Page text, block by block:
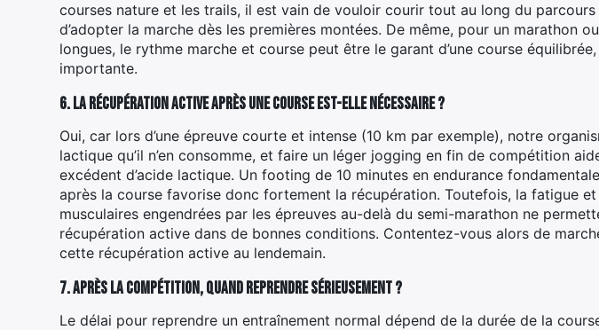
courses nature et les trails, il est vain de vouloir courir tout au long du
d’adopter la marche dès les premières montées. De même, pour un marathon
longues, le rythme marche et course peut être le garant d’une course
importante.
6. La récupération active après une course est-elle nécessaire ?
Oui, car lors d’une épreuve courte et intense (10 km par exemple), notre
lactique qu’il n’en consomme, et faire un léger jogging en fin de compétition
excédent d’acide lactique. Un footing de 10 minutes en endurance
après la course favorise donc fortement la récupération. Toutefois, la fatigue
musculaires engendrées par les épreuves au-delà du semi-marathon ne
récupération active dans de bonnes conditions. Contentez-vous alors de
cette récupération active au lendemain.
7. Après la compétition, quand reprendre sérieusement ?
Le délai pour reprendre un entraînement normal dépend de la durée de la